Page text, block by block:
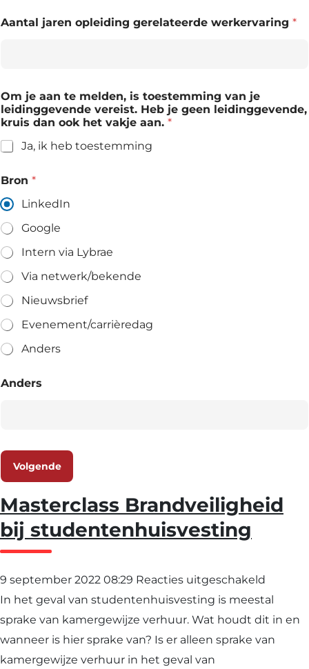
Aantal jaren opleiding gerelateerde werkervaring *
Om je aan te melden, is toestemming van je
leidinggevende vereist. Heb je geen leidinggevende,
kruis dan ook het vakje aan. *
Ja, ik heb toestemming
Bron *
LinkedIn
Google
Intern via Lybrae
Via netwerk/bekende
Nieuwsbrief
Evenement/carrièredag
Anders
Anders
Volgende
Masterclass Brandveiligheid
bij studentenhuisvesting
9 september 2022 08:29 Reacties uitgeschakeld
bij
In het geval van studentenhuisvesting is meestal
sprake van kamergewijze verhuur. Wat houdt dit in en
wanneer is hier sprake van? Is er alleen sprake van
kamergewijze verhuur in het geval van